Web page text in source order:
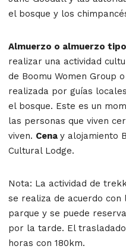
el bosque y los
Almuerzo o almuerzo
realizar una actividad
de Boomu Women Group
realizada por guías
el bosque. Este es un
las personas que viven
viven. Cena y alojamiento
Cultural Lodge.
Nota: La actividad de
se realiza de acuerdo
parque y se puede
por la tarde. El
horas con 180km.